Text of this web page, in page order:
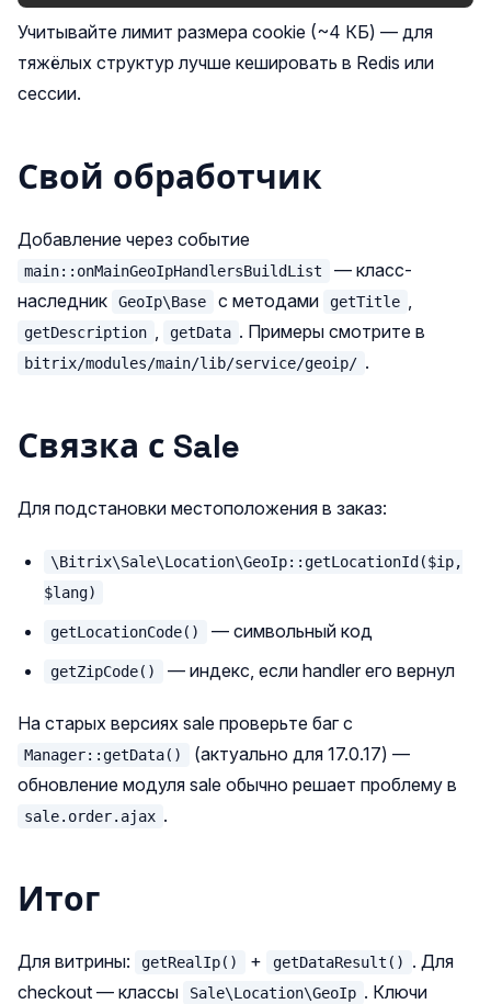
Учитывайте лимит размера cookie (~4 КБ) — для
тяжёлых структур лучше кешировать в Redis или
сессии.
Свой обработчик
Добавление через событие
main::onMainGeoIpHandlersBuildList
— класс-
наследник
GeoIp\Base с методами getTitle ,
getDescription , getData . Примеры смотрите в
bitrix/modules/main/lib/service/geoip/ .
Связка с Sale
Для подстановки местоположения в заказ:
\Bitrix\Sale\Location\GeoIp::getLocationId($ip,
$lang)
getLocationCode() — символьный код
getZipCode() — индекс, если handler его вернул
На старых версиях sale проверьте баг с
Manager::getData()
(актуально для 17.0.17) —
обновление модуля sale обычно решает проблему в
sale.order.ajax .
Итог
Для витрины: getRealIp() + getDataResult()
. Для
checkout — классы
Sale\Location\GeoIp . Ключи